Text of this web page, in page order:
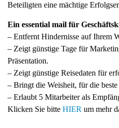
Beteiligten eine mächtige
Ein essential mail für
– Entfernt Hindernisse auf Ihrem
– Zeigt günstige Tage für
Präsentation.
– Zeigt günstige Reisedaten für
– Bringt die Weisheit, für die
– Erlaubt 5 Mitarbeiter als
Klicken Sie bitte HIER um mehr